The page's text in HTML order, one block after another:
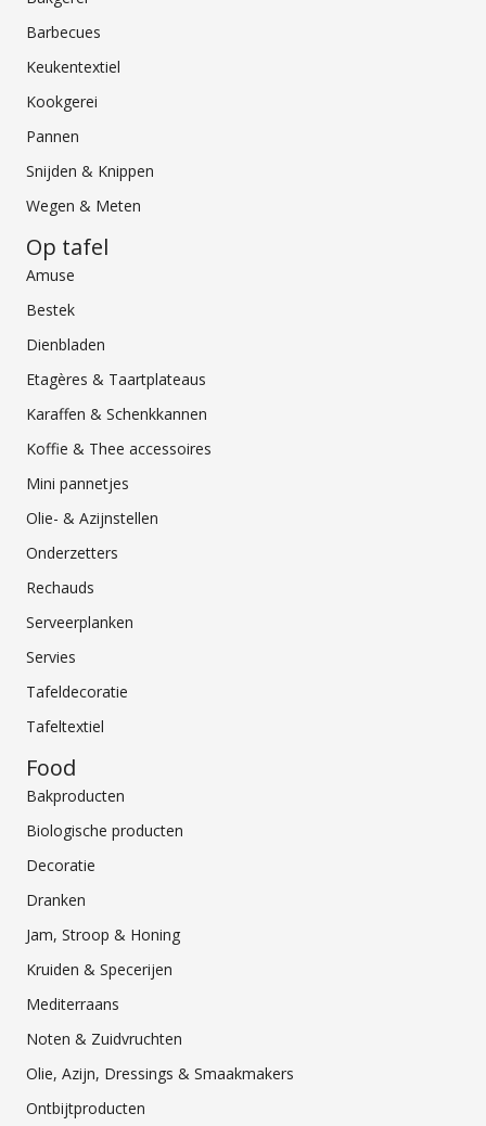
Barbecues
Keukentextiel
Kookgerei
Pannen
Snijden & Knippen
Wegen & Meten
Op tafel
Amuse
Bestek
Dienbladen
Etagères & Taartplateaus
Karaffen & Schenkkannen
Koffie & Thee accessoires
Mini pannetjes
Olie- & Azijnstellen
Onderzetters
Rechauds
Serveerplanken
Servies
Tafeldecoratie
Tafeltextiel
Food
Bakproducten
Biologische producten
Decoratie
Dranken
Jam, Stroop & Honing
Kruiden & Specerijen
Mediterraans
Noten & Zuidvruchten
Olie, Azijn, Dressings & Smaakmakers
Ontbijtproducten